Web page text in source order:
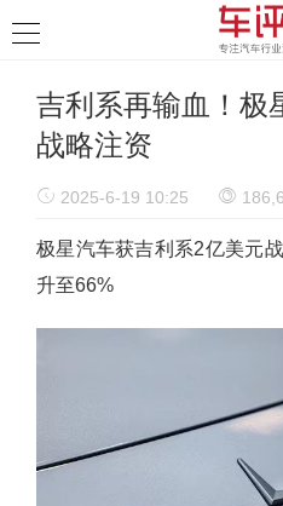
吉利系再输血！极
战略注资
2025-6-19 10:25
极星汽车获吉利系2亿美元
升至66%